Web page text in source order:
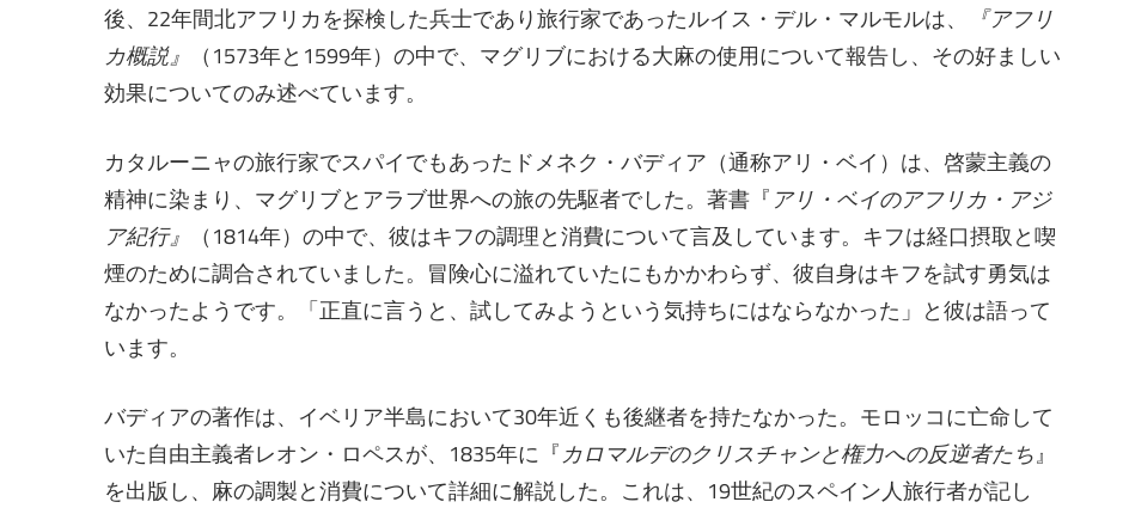
後、22年間北アフリカを探検した兵士であり旅行家であったルイス・デル・マルモルは、
『アフリ
カ概説』
（1573年と1599年）の中で、マグリブにおける大麻の使用について報告し、その好ましい
効果についてのみ述べています。
カタルーニャの旅行家でスパイでもあったドメネク・バディア（通称アリ・ベイ）は、啓蒙主義の
精神に染まり、マグリブとアラブ世界への旅の先駆者でした。著書『アリ・ベイのアフリカ・アジ
ア紀行』
（1814年）の中で、彼はキフの調理と消費について言及しています。キフは経口摂取と喫
煙のために調合されていました。冒険心に溢れていたにもかかわらず、彼自身はキフを試す勇気は
なかったようです。「正直に言うと、試してみようという気持ちにはならなかった」と彼は語って
います。
バディアの著作は、イベリア半島において30年近くも後継者を持たなかった。モロッコに亡命して
いた自由主義者レオン・ロペスが、1835年に『カロマルデのクリスチャンと権力への反逆者たち』
を出版し、麻の調製と消費について詳細に解説した。これは、19世紀のスペイン人旅行者が記し